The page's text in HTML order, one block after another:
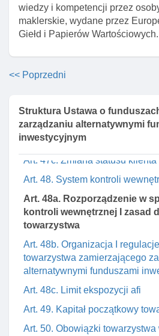
wiedzy i kompetencji przez
maklerskie, wydane przez
Giełd i Papierów Wartościowych.
<< Poprzedni
Struktura Ustawa o
zarządzaniu alternatywnymi
inwestycyjnym
Art. 46f. Informacja dotycząca
strategii inwestycyjnej I jej
publikację dokumentów
Art. 47. Działalność
inwestycyjnych w zakresie
Art. 47a. Polityka wynagrodzeń
Art. 47b. Uznanie podmiotu za
profesjonalnego lub
Art. 47c. Zmiana statusu
Art. 48. System kontroli
Art. 48a. Rozporządzenie w
kontroli wewnętrznej I zasad
towarzystwa
Art. 48b. Organizacja I
towarzystwa zamierzającego
alternatywnymi funduszami
Art. 48c. Limit ekspozycji afi
Art. 49. Kapitał początkowy
Art. 50. Obowiązki